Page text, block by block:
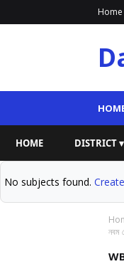
Home
HOME DISTRICT ▾
No subjects found.
নবম